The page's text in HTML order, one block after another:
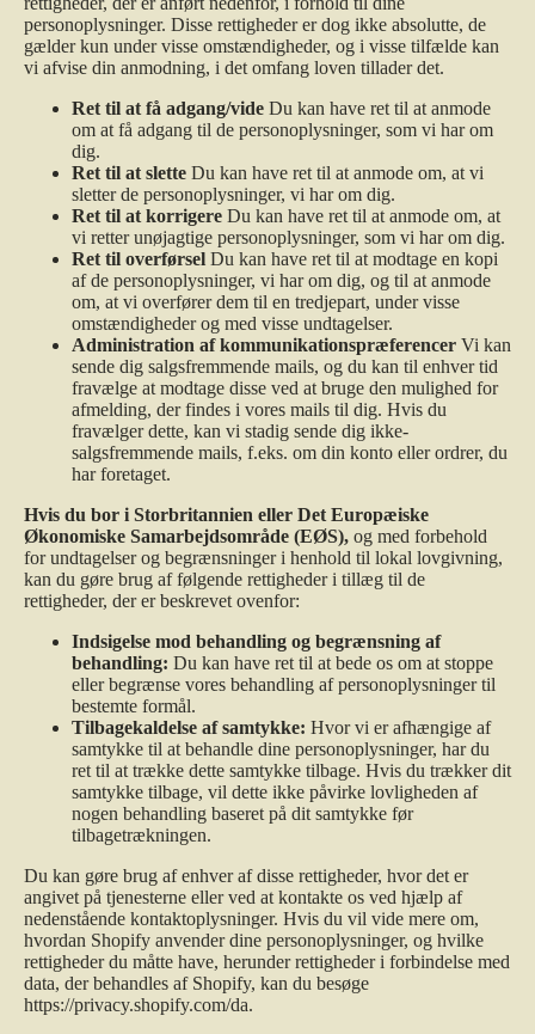
personoplysninger. Disse rettigheder er dog ikke absolutte, de
gælder kun under visse omstændigheder, og i visse tilfælde kan
vi afvise din anmodning, i det omfang loven tillader det.
Ret til at få adgang/vide Du kan have ret til at anmode
om at få adgang til de personoplysninger, som vi har om
dig.
Ret til at slette Du kan have ret til at anmode om, at vi
sletter de personoplysninger, vi har om dig.
Ret til at korrigere Du kan have ret til at anmode om, at
vi retter unøjagtige personoplysninger, som vi har om dig.
Ret til overførsel Du kan have ret til at modtage en kopi
af de personoplysninger, vi har om dig, og til at anmode
om, at vi overfører dem til en tredjepart, under visse
omstændigheder og med visse undtagelser.
Administration af kommunikationspræferencer Vi kan
sende dig salgsfremmende mails, og du kan til enhver tid
fravælge at modtage disse ved at bruge den mulighed for
afmelding, der findes i vores mails til dig. Hvis du
fravælger dette, kan vi stadig sende dig ikke-
salgsfremmende mails, f.eks. om din konto eller ordrer, du
har foretaget.
Hvis du bor i Storbritannien eller Det Europæiske
Økonomiske Samarbejdsområde (EØS), og med forbehold
for undtagelser og begrænsninger i henhold til lokal lovgivning,
kan du gøre brug af følgende rettigheder i tillæg til de
rettigheder, der er beskrevet ovenfor:
Indsigelse mod behandling og begrænsning af
behandling: Du kan have ret til at bede os om at stoppe
eller begrænse vores behandling af personoplysninger til
bestemte formål.
Tilbagekaldelse af samtykke: Hvor vi er afhængige af
samtykke til at behandle dine personoplysninger, har du
ret til at trække dette samtykke tilbage. Hvis du trækker dit
samtykke tilbage, vil dette ikke påvirke lovligheden af
nogen behandling baseret på dit samtykke før
tilbagetrækningen.
Du kan gøre brug af enhver af disse rettigheder, hvor det er
angivet på tjenesterne eller ved at kontakte os ved hjælp af
nedenstående kontaktoplysninger. Hvis du vil vide mere om,
hvordan Shopify anvender dine personoplysninger, og hvilke
rettigheder du måtte have, herunder rettigheder i forbindelse med
data, der behandles af Shopify, kan du besøge
https://privacy.shopify.com/da.